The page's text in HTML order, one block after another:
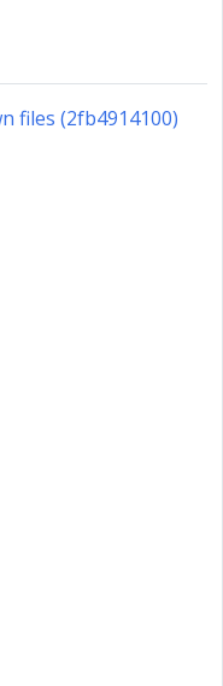
files (2fb4914100)